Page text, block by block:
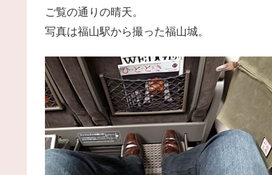
ご覧の通りの晴天。
写真は福山駅から撮った福山城。